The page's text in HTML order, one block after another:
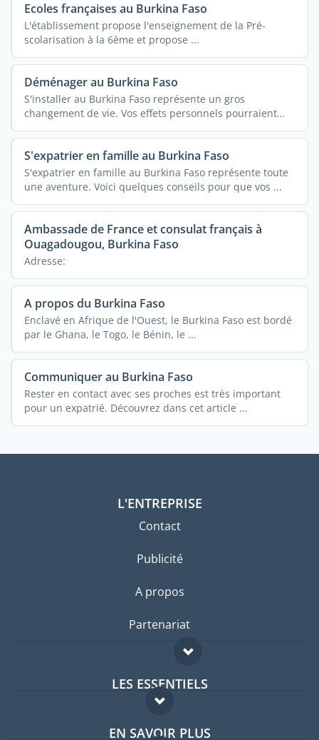
Ecoles françaises au Burkina Faso
L'établissement propose l'enseignement de la Pré-
scolarisation à la 6ème et propose ...
Déménager au Burkina Faso
S'installer au Burkina Faso représente un gros
changement de vie. Vos effets personnels pourraient
vous ...
S'expatrier en famille au Burkina Faso
S'expatrier en famille au Burkina Faso représente toute
une aventure. Voici quelques conseils pour que vos ...
Ambassade de France et consulat français à
Ouagadougou, Burkina Faso
Adresse:
A propos du Burkina Faso
Enclavé en Afrique de l'Ouest, le Burkina Faso est bordé
par le Ghana, le Togo, le Bénin, le ...
Communiquer au Burkina Faso
Rester en contact avec ses proches est très important
pour un expatrié. Découvrez dans cet article ...
L'ENTREPRISE
Contact
Publicité
A propos
Partenariat
LES ESSENTIELS
Forum expatriés
EN SAVOIR PLUS